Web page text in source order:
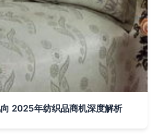
2025年纺织品商机深度解析